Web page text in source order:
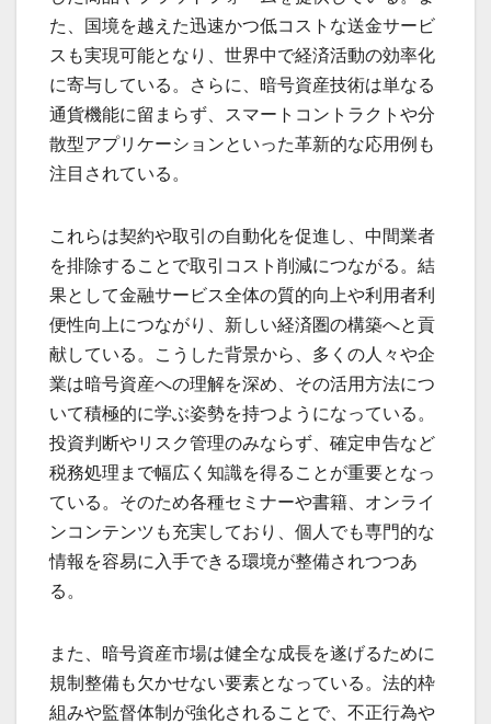
た、国境を越えた迅速かつ低コストな送金サービ
スも実現可能となり、世界中で経済活動の効率化
に寄与している。さらに、暗号資産技術は単なる
通貨機能に留まらず、スマートコントラクトや分
散型アプリケーションといった革新的な応用例も
注目されている。
これらは契約や取引の自動化を促進し、中間業者
を排除することで取引コスト削減につながる。結
果として金融サービス全体の質的向上や利用者利
便性向上につながり、新しい経済圏の構築へと貢
献している。こうした背景から、多くの人々や企
業は暗号資産への理解を深め、その活用方法につ
いて積極的に学ぶ姿勢を持つようになっている。
投資判断やリスク管理のみならず、確定申告など
税務処理まで幅広く知識を得ることが重要となっ
ている。そのため各種セミナーや書籍、オンライ
ンコンテンツも充実しており、個人でも専門的な
情報を容易に入手できる環境が整備されつつあ
る。
また、暗号資産市場は健全な成長を遂げるために
規制整備も欠かせない要素となっている。法的枠
組みや監督体制が強化されることで、不正行為や